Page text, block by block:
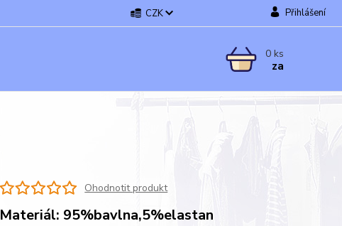
CZK Přihlášení
0 ks
za
Ohodnotit produkt
Materiál: 95%bavlna,5%elastan